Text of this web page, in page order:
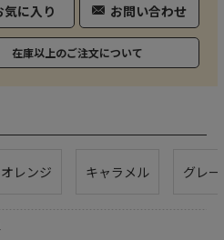
気に入り お問い合わせ
在庫以上のご注文について
オレンジ キャラメル グレー